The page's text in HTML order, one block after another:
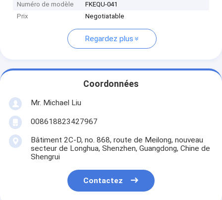
Numéro de modèle
FKEQU-041
Prix
Negotiatable
Regardez plus
Coordonnées
Mr. Michael Liu
008618823427967
Bâtiment 2C-D, no. 868, route de Meilong, nouveau
secteur de Longhua, Shenzhen, Guangdong, Chine de
Shengrui
Contactez